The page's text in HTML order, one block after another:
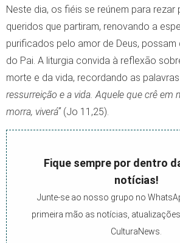
Neste dia, os fiéis se reúnem para rezar
queridos que partiram, renovando a
purificados pelo amor de Deus,
do Pai. A liturgia convida à reflexão
morte e da vida, recordando as
ressurreição e a vida. Aquele que crê em
morra, viverá”(Jo 11,25).
Fique sempre por dentro
notícias!
Junte-se ao nosso grupo no
primeira mão as notícias,
CulturaNews.